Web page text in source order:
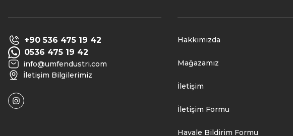
+90 536 475 19 42
0536 475 19 42
info@umfendustri.com
İletişim Bilgilerimiz
Hakkımızda
Mağazamız
İletişim
İletişim Formu
Havale Bildirim Formu